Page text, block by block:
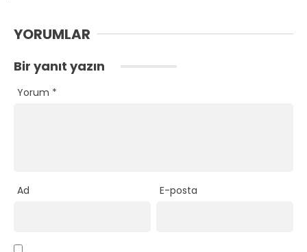
YORUMLAR
Bir yanıt yazın
Yorum *
Ad E-posta